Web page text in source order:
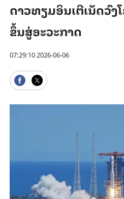
ດາວ​ທຽມ​ອິນ​ເຕີ​ເນັດວົ
ຂຶ້ນ​ສູ່​ອະ​ວະ​ກາດ
07:29:10 2026-06-06